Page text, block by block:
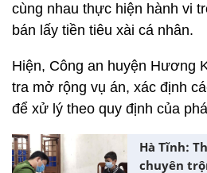
cùng nhau thực hiện hành vi
bán lấy tiền tiêu xài cá nhân.
Hiện, Công an huyện Hương
tra mở rộng vụ án, xác định
để xử lý theo quy định của
Hà Tĩnh:
chuyên